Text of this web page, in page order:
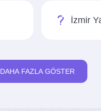
İzmir
DAHA FAZLA GÖSTER